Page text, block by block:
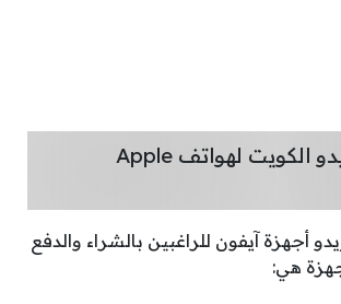
عروض أوريدو الكويت لهواتف Apple
أجهزة آيفون للراغبين بالشراء والدفع
هي: